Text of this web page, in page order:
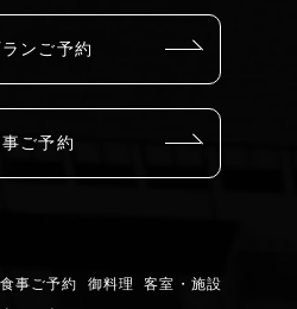
ンご予約
ご予約
事ご予約 御料理
客室・施設